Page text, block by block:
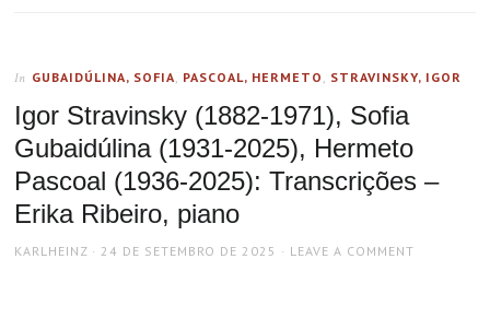
In GUBAIDÚLINA, SOFIA PASCOAL, HERMETO STRAVINSKY, IGOR
Igor Stravinsky (1882-1971), Sofia
Gubaidúlina (1931-2025), Hermeto
Pascoal (1936-2025): Transcrições –
Erika Ribeiro, piano
AUTHOR
KARLHEINZ
POSTED
24 DE SETEMBRO DE 2025 LEAVE A COMMENT